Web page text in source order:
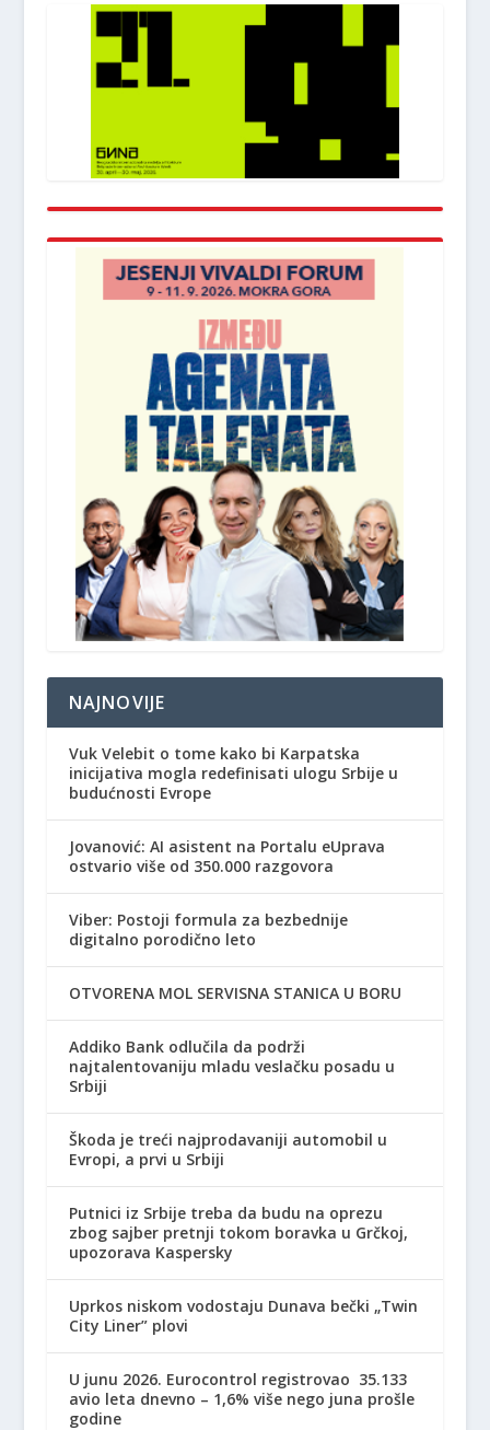
NAJNOVIJE
Vuk Velebit o tome kako bi Karpatska
inicijativa mogla redefinisati ulogu Srbije u
budućnosti Evrope
Jovanović: AI asistent na Portalu eUprava
ostvario više od 350.000 razgovora
Viber: Postoji formula za bezbednije
digitalno porodično leto
OTVORENA MOL SERVISNA STANICA U BORU
Addiko Bank odlučila da podrži
najtalentovaniju mladu veslačku posadu u
Srbiji
Škoda je treći najprodavaniji automobil u
Evropi, a prvi u Srbiji
Putnici iz Srbije treba da budu na oprezu
zbog sajber pretnji tokom boravka u Grčkoj,
upozorava Kaspersky
Uprkos niskom vodostaju Dunava bečki „Twin
City Liner” plovi
U junu 2026. Eurocontrol registrovao 35.133
avio leta dnevno – 1,6% više nego juna prošle
godine